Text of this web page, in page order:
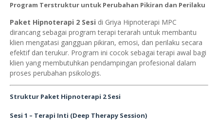
Program Terstruktur untuk Perubahan Pikiran dan Perilaku
Paket Hipnoterapi 2 Sesi di Griya Hipnoterapi MPC
dirancang sebagai program terapi terarah untuk membantu
klien mengatasi gangguan pikiran, emosi, dan perilaku secara
efektif dan terukur. Program ini cocok sebagai terapi awal bagi
klien yang membutuhkan pendampingan profesional dalam
proses perubahan psikologis.
Struktur Paket Hipnoterapi 2 Sesi
Sesi 1 – Terapi Inti (Deep Therapy Session)